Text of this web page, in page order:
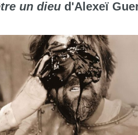
un dieu d'Alexeï